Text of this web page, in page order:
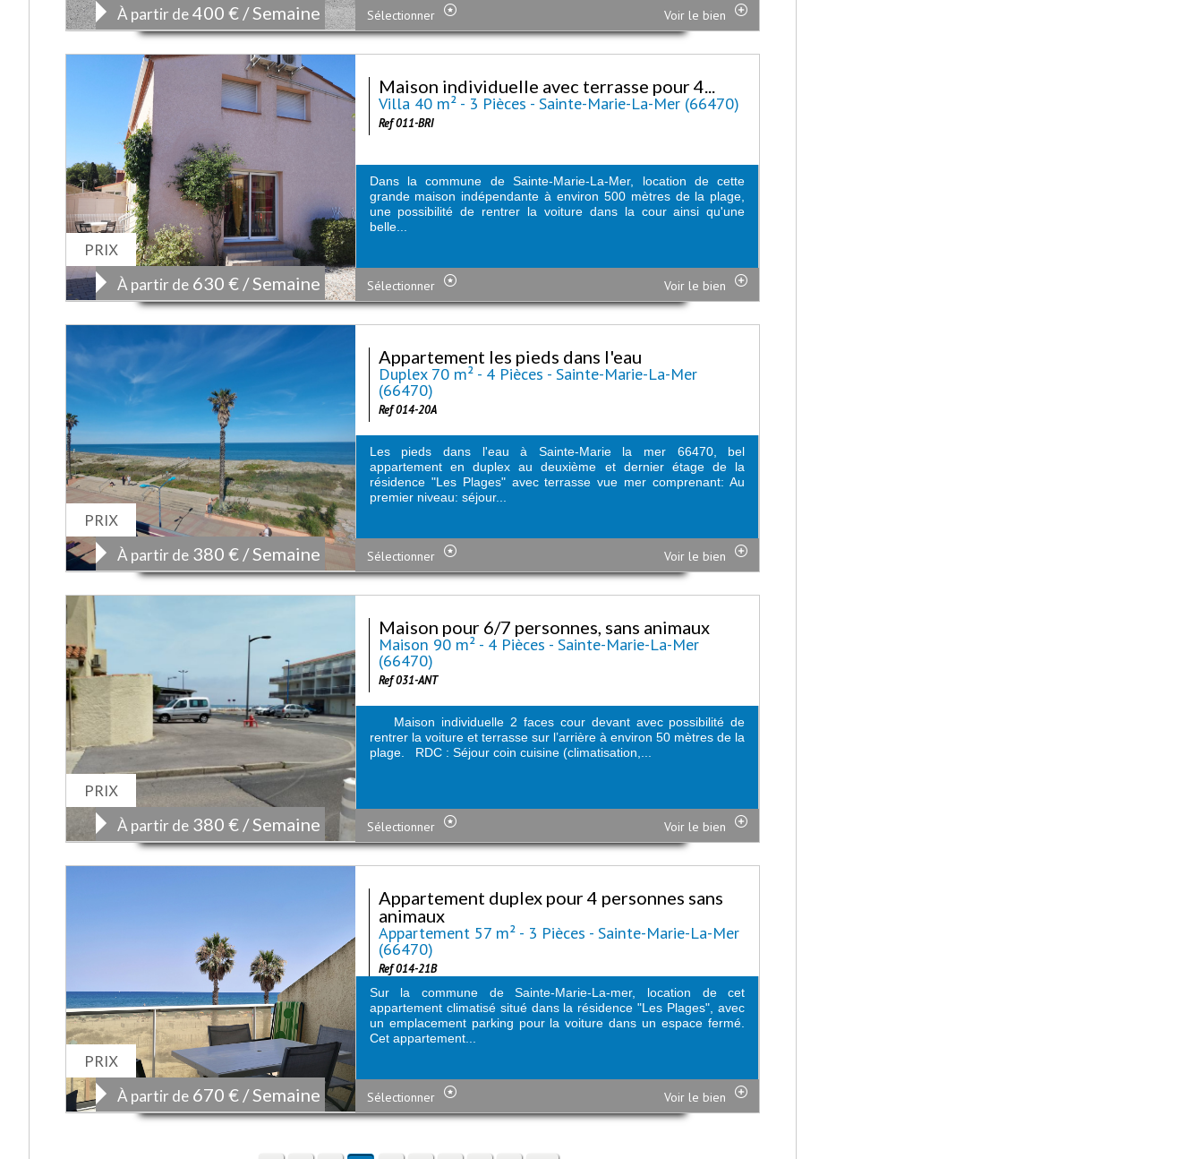
À partir de400 € / Semaine Sélectionner Voir le bien
PRIX
À partir de 630 € / Semaine
Maison individuelle avec terrasse pour 4...
Villa 40 m² - 3 Pièces - Sainte-Marie-La-Mer (66470)
Ref 011-BRI
Dans la commune de Sainte-Marie-La-Mer, location de cette
grande maison indépendante à environ 500 mètres de la plage,
une possibilité de rentrer la voiture dans la cour ainsi qu'une
belle...
Sélectionner Voir le bien
PRIX
À partir de 380 € / Semaine
Appartement les pieds dans l'eau
Duplex 70 m² - 4 Pièces - Sainte-Marie-La-Mer
(66470)
Ref 014-20A
Les pieds dans l'eau à Sainte-Marie la mer 66470, bel
appartement en duplex au deuxième et dernier étage de la
résidence "Les Plages" avec terrasse vue mer comprenant: Au
premier niveau: séjour...
Sélectionner Voir le bien
PRIX
À partir de 380 € / Semaine
Maison pour 6/7 personnes, sans animaux
Maison 90 m² - 4 Pièces - Sainte-Marie-La-Mer
(66470)
Ref 031-ANT
Maison individuelle 2 faces cour devant avec possibilité de
rentrer la voiture et terrasse sur l’arrière à environ 50 mètres de la
plage. RDC : Séjour coin cuisine (climatisation,...
Sélectionner Voir le bien
PRIX
À partir de 670 € / Semaine
Appartement duplex pour 4 personnes sans
animaux
Appartement 57 m² - 3 Pièces - Sainte-Marie-La-Mer
(66470)
Ref 014-21B
Sur la commune de Sainte-Marie-La-mer, location de cet
appartement climatisé situé dans la résidence "Les Plages", avec
un emplacement parking pour la voiture dans un espace fermé.
Cet appartement...
Sélectionner Voir le bien